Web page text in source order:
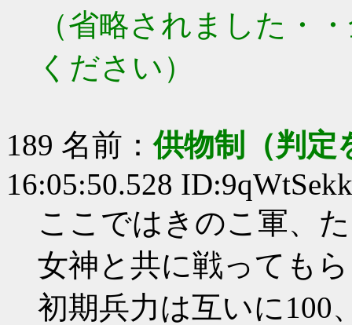
（省略されました・
ください）
189 名前：供物制（判定
16:05:50.528
ここではきのこ軍、
女神と共に戦っても
初期兵力は互いに100